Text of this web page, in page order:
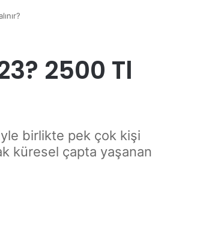
2500 Tl
birlikte pek çok kişi
küresel çapta yaşanan